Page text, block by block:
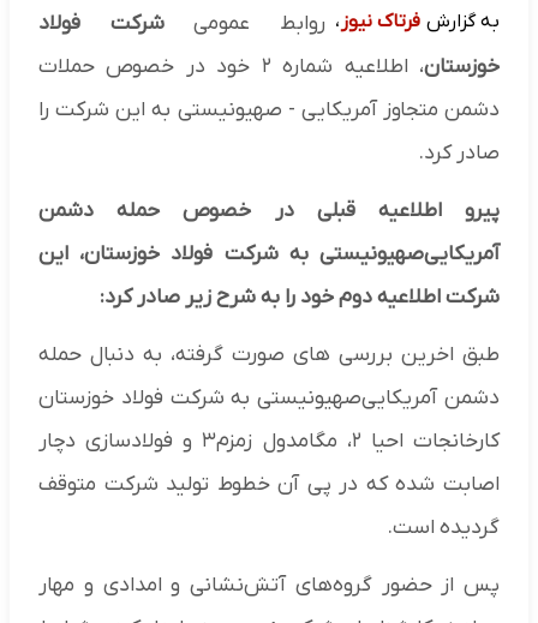
به گزارش فرتاک نیوز ، روابط عمومیشرکت فولاد
خوزستان
، اطلاعیه شماره ۲ خود در خصوص حملات
دشمن متجاوز آمریکایی - صهیونیستی به این شرکت را
صادر کرد.
پیرو اطلاعیه قبلی در خصوص حمله دشمن
آمریکایی‌صهیونیستی به شرکت فولاد خوزستان، این
شرکت اطلاعیه دوم خود را به شرح زیر صادر کرد:
طبق اخرین بررسی های صورت گرفته، به دنبال حمله‌
دشمن آمریکایی‌صهیونیستی به شرکت فولاد خوزستان
کارخانجات احیا ۲، مگامدول زمزم۳ و فولادسازی دچار
اصابت شده که در پی آن خطوط تولید شرکت متوقف
گردیده است.
پس از حضور گروه‌های آتش‌نشانی و امدادی و مهار